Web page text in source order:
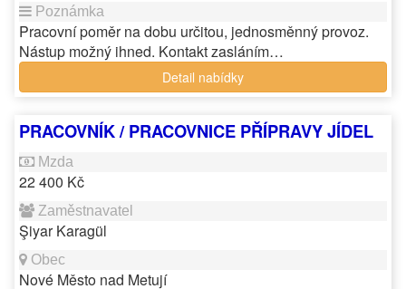
Pracovní poměr na dobu určitou, jednosměnný provoz.
Nástup možný ihned. Kontakt zasláním…
Detail nabídky
PRACOVNÍK / PRACOVNICE PŘÍPRAVY JÍDEL
22 400 Kč
Şiyar Karagül
Nové Město nad Metují